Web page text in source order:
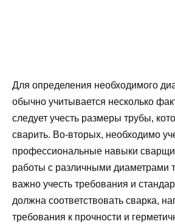
Для определения необходимого
обычно учитывается несколько
следует учесть размеры трубы,
сварить. Во-вторых, необходимо
профессиональные навыки
работы с различными диаметрами
важно учесть требования и
должна соответствовать сварка,
требования к прочности и